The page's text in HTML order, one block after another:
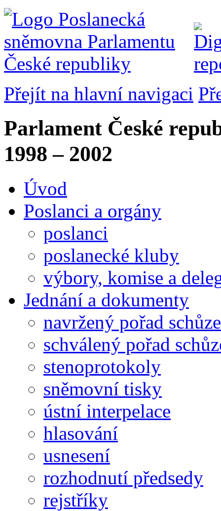
Přejít na hlavní navigaci
Parlament České
1998 – 2002
Úvod
Poslanci a orgány
poslanci
poslanecké kluby
výbory, komise a
Jednání a dokumenty
navržený pořad schůze
schválený pořad
stenoprotokoly
sněmovní tisky
ústní interpelace
hlasování
usnesení
rozhodnutí předsedy
rejstříky